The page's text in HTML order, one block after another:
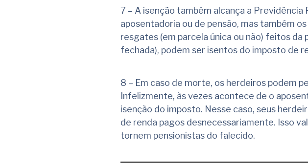
7 – A isenção também alcança a Previdência
aposentadoria ou de pensão, mas também
resgates (em parcela única ou não) feitos
fechada), podem ser isentos do imposto de
8 – Em caso de morte, os herdeiros podem
Infelizmente, às vezes acontece de o
isenção do imposto. Nesse caso, seus
de renda pagos desnecessariamente. Isso
tornem pensionistas do falecido.